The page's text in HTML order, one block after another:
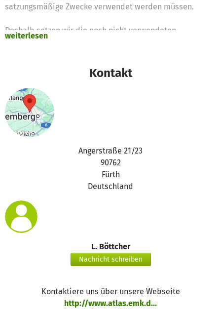
satzungsmäßige Zwecke verwendet werden müssen.
Deshalb setzen wir die noch nicht verwendeten
Vielen Dank für Eure Unterstützung,
das betterplace.org-Team
weiterlesen
Kontakt
Angerstraße 21/23
90762
Fürth
Deutschland
L. Böttcher
Nachricht schreiben
Kontaktiere uns über unsere Webseite
http://www.atlas.emk.d...